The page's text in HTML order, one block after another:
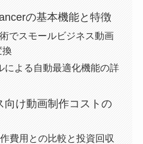
の基本機能と特徴
でスモールビジネス動画
換
による自動最適化機能の詳
向け動画制作コストの
費用との比較と投資回収